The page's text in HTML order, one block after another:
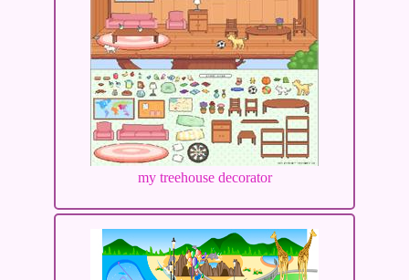
my treehouse decorator